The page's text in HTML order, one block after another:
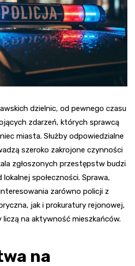
dzielnic, od pewnego czasu
zdarzeń, których sprawcą
miasta. Służby odpowiedzialne
szeroko zakrojone czynności
zgłoszonych przestępstw budzi
społeczności. Sprawa,
zarówno policji z
jak i prokuratury rejonowej,
liczą na aktywność mieszkańców.
na